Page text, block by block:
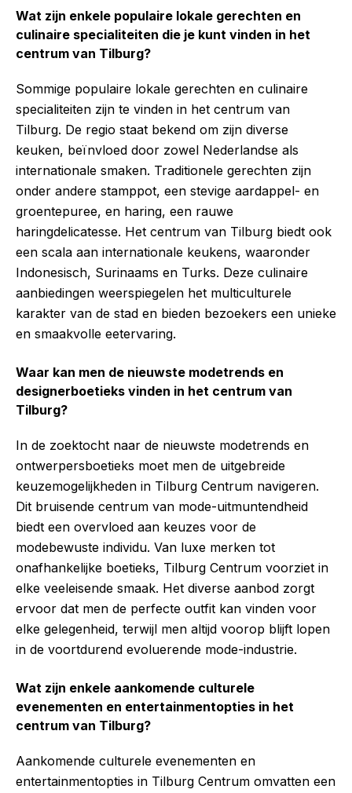
Wat zijn enkele populaire lokale gerechten en
culinaire specialiteiten die je kunt vinden in het
centrum van Tilburg?
Sommige populaire lokale gerechten en culinaire
specialiteiten zijn te vinden in het centrum van
Tilburg. De regio staat bekend om zijn diverse
keuken, beïnvloed door zowel Nederlandse als
internationale smaken. Traditionele gerechten zijn
onder andere stamppot, een stevige aardappel- en
groentepuree, en haring, een rauwe
haringdelicatesse. Het centrum van Tilburg biedt ook
een scala aan internationale keukens, waaronder
Indonesisch, Surinaams en Turks. Deze culinaire
aanbiedingen weerspiegelen het multiculturele
karakter van de stad en bieden bezoekers een unieke
en smaakvolle eetervaring.
Waar kan men de nieuwste modetrends en
designerboetieks vinden in het centrum van
Tilburg?
In de zoektocht naar de nieuwste modetrends en
ontwerpersboetieks moet men de uitgebreide
keuzemogelijkheden in Tilburg Centrum navigeren.
Dit bruisende centrum van mode-uitmuntendheid
biedt een overvloed aan keuzes voor de
modebewuste individu. Van luxe merken tot
onafhankelijke boetieks, Tilburg Centrum voorziet in
elke veeleisende smaak. Het diverse aanbod zorgt
ervoor dat men de perfecte outfit kan vinden voor
elke gelegenheid, terwijl men altijd voorop blijft lopen
in de voortdurend evoluerende mode-industrie.
Wat zijn enkele aankomende culturele
evenementen en entertainmentopties in het
centrum van Tilburg?
Aankomende culturele evenementen en
entertainmentopties in Tilburg Centrum omvatten een